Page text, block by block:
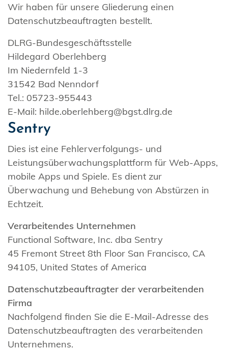
Wir haben für unsere Gliederung einen
Datenschutzbeauftragten bestellt.
DLRG-Bundesgeschäftsstelle
Hildegard Oberlehberg
Im Niedernfeld 1-3
31542 Bad Nenndorf
Tel.: 05723-955443
E-Mail: hilde.oberlehberg@bgst.dlrg.de
Sentry
Dies ist eine Fehlerverfolgungs- und
Leistungsüberwachungsplattform für Web-Apps,
mobile Apps und Spiele. Es dient zur
Überwachung und Behebung von Abstürzen in
Echtzeit.
Verarbeitendes Unternehmen
Functional Software, Inc. dba Sentry
45 Fremont Street 8th Floor San Francisco, CA
94105, United States of America
Datenschutzbeauftragter der verarbeitenden
Firma
Nachfolgend finden Sie die E-Mail-Adresse des
Datenschutzbeauftragten des verarbeitenden
Unternehmens.